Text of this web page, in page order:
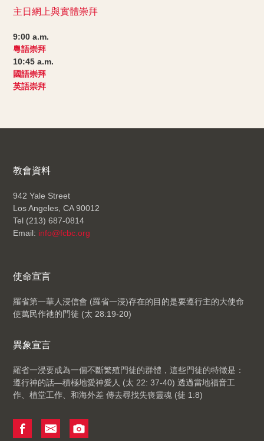
主日網上與實體崇拜
9:00 a.m.
粵語崇拜
10:45 a.m.
國語崇拜
英語崇拜
教會資料
942 Yale Street
Los Angeles, CA 90012
Tel (213) 687-0814
Email: info@fcbc.org
使命宣言
羅省第一華人浸信會 (羅省一浸)存在的目的是要遵行主的大使命
使萬民作衪的門徒 (太 28:19-20)
異象宣言
羅省一浸要成為一個不斷繁殖門徒的群體，這些門徒的特徵是：
遵行神的話—積極地愛神愛人 (太 22: 37-40) 透過當地福音工
作、植堂工作、和海外差 傳去尋找失喪靈魂 (徒 1:8)